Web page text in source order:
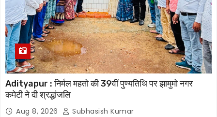
Adityapur : निर्मल महतो की 39वीं पुण्यतिथि पर झामुमो नगर
कमेटी ने दी श्रद्धांजलि
Aug 8, 2026 Subhasish Kumar